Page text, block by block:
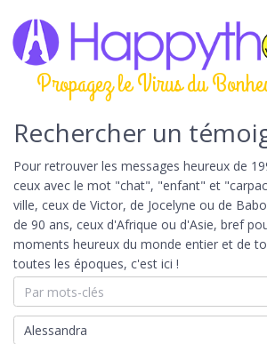
Propagez le Virus du
Rechercher un
Pour retrouver les messages heureux de
ceux avec le mot "chat", "enfant" et
ville, ceux de Victor, de Jocelyne ou de
de 90 ans, ceux d'Afrique ou d'Asie, bref
moments heureux du monde entier et de
toutes les époques, c'est ici !